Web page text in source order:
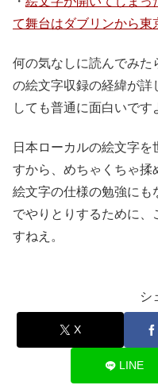
て舞台はダブリンから東
何の気なしに読んでみた
の絵文字収録の経緯が詳
しても普通に面白いです
日本ローカルの絵文字
すから、めちゃくちゃ揉
絵文字の仕様の勉強にも
でやりとりするために
すねえ。
シ
X
LINE